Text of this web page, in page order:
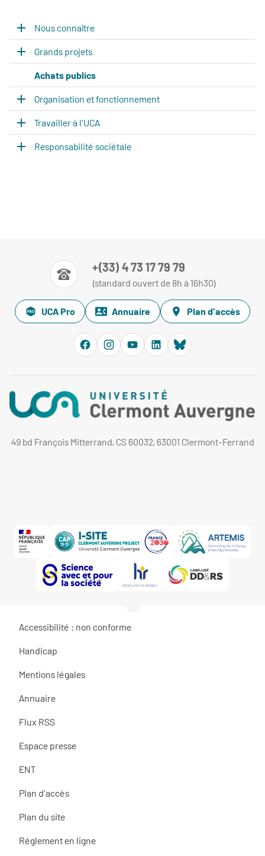
Nous connaître
Grands projets
Achats publics
Organisation et fonctionnement
Travailler à l'UCA
Responsabilité sociétale
+(33) 4 73 17 79 79
(standard ouvert de 8h à 16h30)
UCA Pro Annuaire Plan d'accès
49 bd François Mitterrand, CS 60032, 63001 Clermont-Ferrand
Accessibilité : non conforme
Handicap
Mentions légales
Annuaire
Flux RSS
Espace presse
ENT
Plan d'accès
Plan du site
Réglement en ligne